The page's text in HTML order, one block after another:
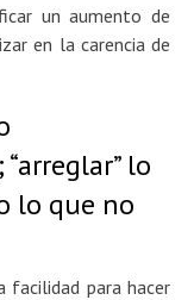
un aumento de
en la carencia de
lo
lo que no
facilidad para hacer